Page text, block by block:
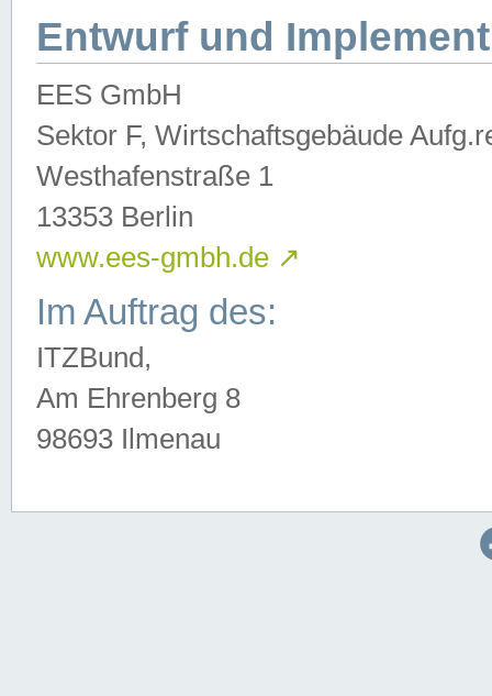
Entwurf und
EES GmbH
Sektor F, Wirtschaftsgebäude
Westhafenstraße 1
13353 Berlin
www.ees-gmbh.de ↗
Im Auftrag des:
ITZBund,
Am Ehrenberg 8
98693 Ilmenau